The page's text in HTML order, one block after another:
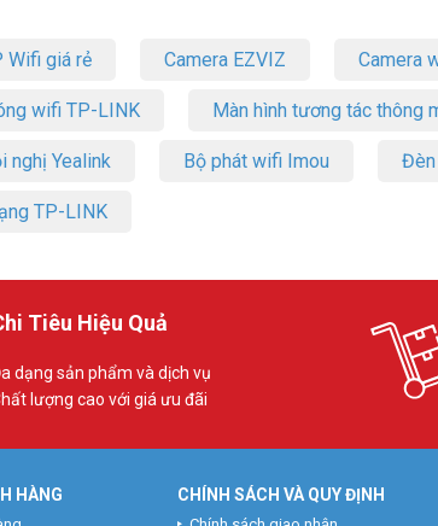
Wifi giá rẻ Camera EZVIZ Camera
wifi TP-LINK Màn hình tương tác thông
nghị Yealink Bộ phát wifi Imou
TP-LINK
Tiêu Hiệu Quả
dạng sản phẩm và dịch vụ
lượng cao với giá ưu đãi
HÀNG CHÍNH SÁCH VÀ QUY ĐỊNH